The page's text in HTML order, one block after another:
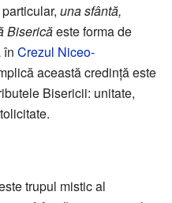
una sfântă,
Bisericăeste forma de
în Crezul Niceo-
această credință este
Bisericii: unitate,
trupul mistic al